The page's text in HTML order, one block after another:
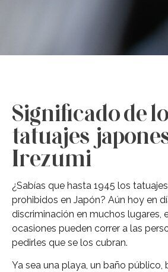
Significado de
tatuajes
Irezumi
¿Sabías que hasta 1945 los
prohibidos en Japón? Aún hoy en
discriminación en muchos lugares,
ocasiones pueden correr a las
pedirles que se los cubran.
Ya sea una playa, un baño público,